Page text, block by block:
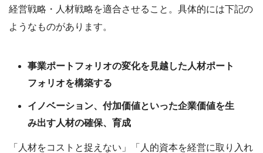
経営戦略・人材戦略を適合させること。具体的には下記の
ようなものがあります。
事業ポートフォリオの変化を見越した人材ポート
フォリオを構築する
イノベーション、付加価値といった企業価値を生
み出す人材の確保、育成
「人材をコストと捉えない」「人的資本を経営に取り入れ